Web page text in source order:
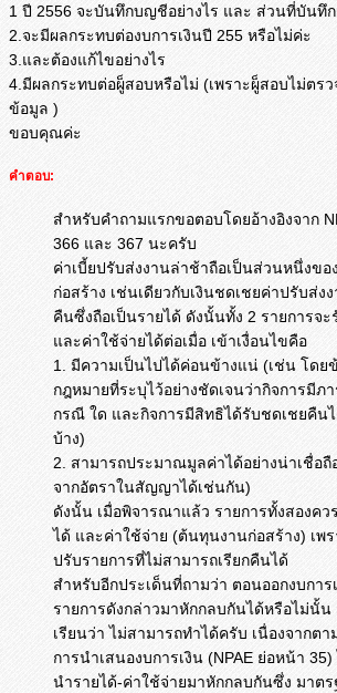
1 ปี 2556 จะบันทึกบญชีอย่างไร และ ส่วนที่บันทึก
2.จะมีผลกระทบต่องบการเงินปี 255 หรือไม่ค่ะ
3.และต้องแก้ไขอย่างไร
4.มีผลกระทบต่อผู็สอบหรือไม่ (เพราะผู็สอบไม่ตร
ข้อมูล )
ขอบคุณค่ะ
คำตอบ:
สำหรับคำถามแรกขอตอบโดยอ้างอิงจาก
366 และ 367 นะครับ
ค่าเบี้ยปรับส่งงานล่าช้าถือเป็นส่วนหนึ่งข
ก่อสร้าง เช่นเดียวกับเงินชดเชยค่าปรับส่ง
คืนซึ่งถือเป็นรายได้ ดังนั้นทั้ง 2 รายการจะ
และค่าใช้จ่ายได้ต่อเมื่อ เข้าเงื่อนไขคือ
1. มีความเป็นไปได้ค่อนข้างแน่ (เช่น โด
กฎหมายที่ระบุไว้อย่างชัดเจนว่ากิจการมีภ
กรณี ใด และกิจการมีสิทธิได้รับชดเชยคืน
บ้าง)
2. สามารถประมาณมูลค่าได้อย่างน่าเชื่อ
จากอัตราในสัญญาได้เช่นกัน)
ดังนั้น เมื่อพิจารณาแล้ว รายการทั้งสองคว
ได้ และค่าใช้จ่าย (ต้นทุนงานก่อสร้าง) เพ
ปรับรายการที่ไม่สามารถเรียกคืนได้
สำหรับอีกประเด็นที่ถามว่า ตอนออกงบการ
รายการดังกล่าวมาหักกลบกันได้หรือไม่นั้
เรียนว่า ไม่สามารถทำได้ครับ เนื่องจากตา
การนำเสนองบการเงิน (NPAE ย่อหน้า
นำรายได้-ค่าใช้จ่ายมาหักกลบกันซึ่ง มาต